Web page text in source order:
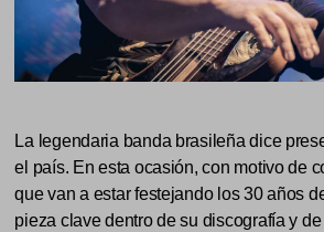
La legendaria banda brasileña dice
el país. En esta ocasión, con motivo de
que van a estar festejando los 30 años
pieza clave dentro de su discografía y